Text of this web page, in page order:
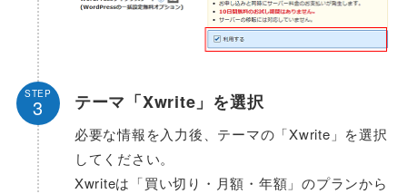
STEP
3 テーマ「Xwrite」を選択
必要な情報を入力後、テーマの「Xwrite」を選択
してください。
Xwriteは「買い切り・月額・年額」のプランから